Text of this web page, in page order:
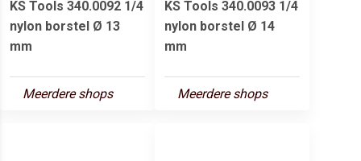
KS Tools 340.0092 1/4
nylon borstel Ø 13
mm
Meerdere shops
KS Tools 340.0093 1/4
nylon borstel Ø 14
mm
Meerdere shops